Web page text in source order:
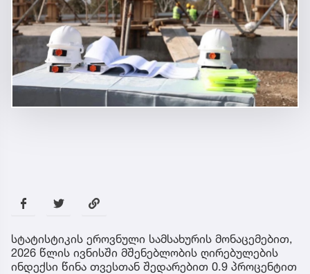
სტატისტიკის ეროვნული სამსახურის მონაცემებით,
2026 წლის ივნისში მშენებლობის ღირებულების
ინდექსი წინა თვესთან შედარებით 0.9 პროცენტით